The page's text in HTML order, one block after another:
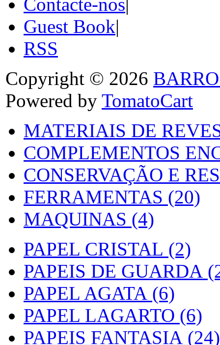
Guest Book|
RSS
Copyright © 2026
Powered by TomatoCart
MATERIAIS DE
COMPLEMENTOS
CONSERVAÇÃO E
FERRAMENTAS (20)
MAQUINAS (4)
PAPEL CRISTAL (2)
PAPEIS DE GUARDA
PAPEL AGATA (6)
PAPEL LAGARTO (6)
PAPEIS FANTASIA (24)